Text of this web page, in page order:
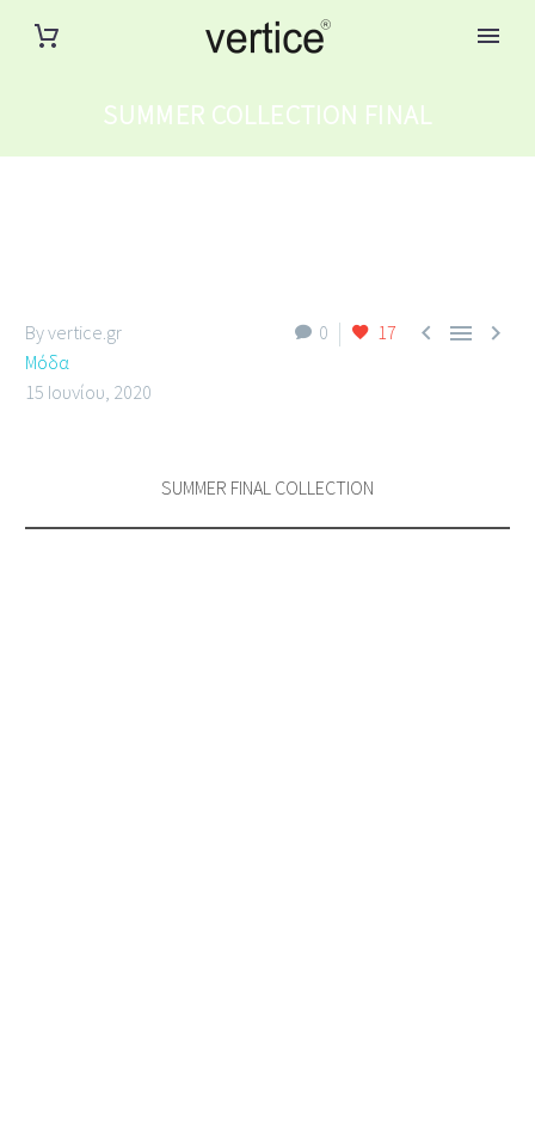
SUMMER COLLECTION FINAL
0 17   
By vertice.gr
Μόδα
15 Ιουνίου, 2020
SUMMER FINAL COLLECTION